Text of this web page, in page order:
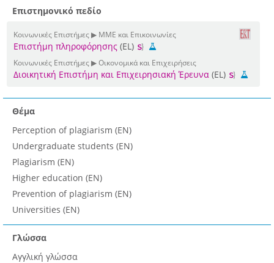
Επιστημονικό πεδίο
Κοινωνικές Επιστήμες ▶ ΜΜΕ και Επικοινωνίες
Επιστήμη πληροφόρησης (EL)
Κοινωνικές Επιστήμες ▶ Οικονομικά και Επιχειρήσεις
Διοικητική Επιστήμη και Επιχειρησιακή Έρευνα (EL)
Θέμα
Perception of plagiarism (EN)
Undergraduate students (EN)
Plagiarism (EN)
Higher education (EN)
Prevention of plagiarism (EN)
Universities (EN)
Γλώσσα
Αγγλική γλώσσα